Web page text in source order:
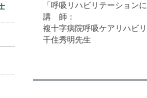
「呼吸リハビリテーション
講 師：
複十字病院呼吸ケアリハビ
千住秀明先生